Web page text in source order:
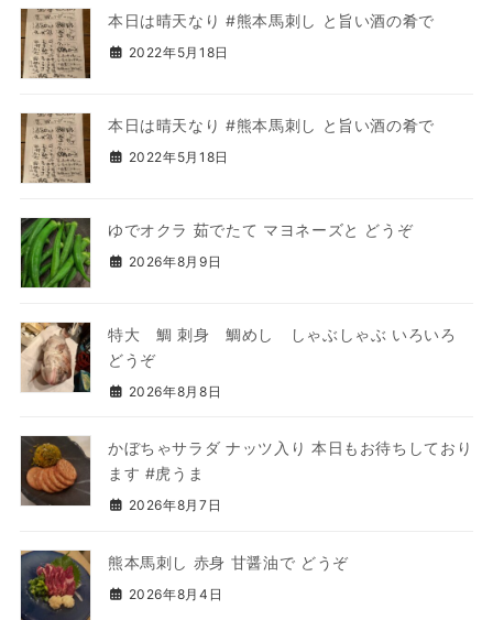
本日は晴天️なり #熊本馬刺し と旨い酒の肴で
2022年5月18日
本日は晴天️なり #熊本馬刺し と旨い酒の肴で
2022年5月18日
ゆでオクラ 茹でたて マヨネーズと どうぞ
2026年8月9日
特大 鯛 刺身 鯛めし しゃぶしゃぶ いろいろ
どうぞ
2026年8月8日
かぼちゃサラダ ナッツ入り 本日もお待ちしており
ます #虎うま
2026年8月7日
熊本馬刺し 赤身 甘醤油で どうぞ
2026年8月4日